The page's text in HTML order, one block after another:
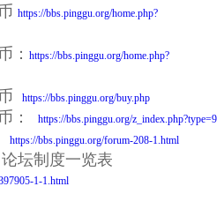
https://bbs.pinggu.org/home.php?
： https://bbs.pinggu.org/home.php?
https://bbs.pinggu.org/buy.php
： https://bbs.pinggu.org/z_index.php?type=9
https://bbs.pinggu.org/forum-208-1.html
坛制度一览表
1-1.html